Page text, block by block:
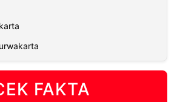
FAKTA